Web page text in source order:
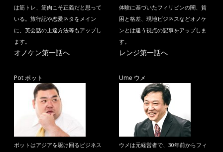
は筋トレ、筋肉こそ正義だと思って
いる。旅行記や恋愛ネタをメイン
に、英会話の上達方法等もアップし
ます。
オノケン第一話へ
体験に基づいたフィリピンの闇、貧
困と格差、現地ビジネスなどオノケ
ンとは違う視点の記事をアップしま
す。
レンジ第一話へ
Pot ポット
ポットはアジアを駆け回るビジネス
Ume ウメ
ウメは元経営者で、30年前からフィ